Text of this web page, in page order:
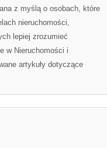
z myślą o osobach, które
nieruchomości,
lepiej zrozumieć
w Nieruchomości i
artykuły dotyczące